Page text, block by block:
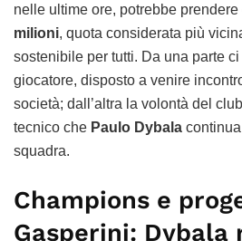
nelle ultime ore, potrebbe
milioni, quota considerata più
sostenibile per tutti. Da una parte ci
giocatore, disposto a venire
società; dall’altra la volontà del
tecnico che Paulo Dybala
squadra.
Champions e
Gasperini: Dybala